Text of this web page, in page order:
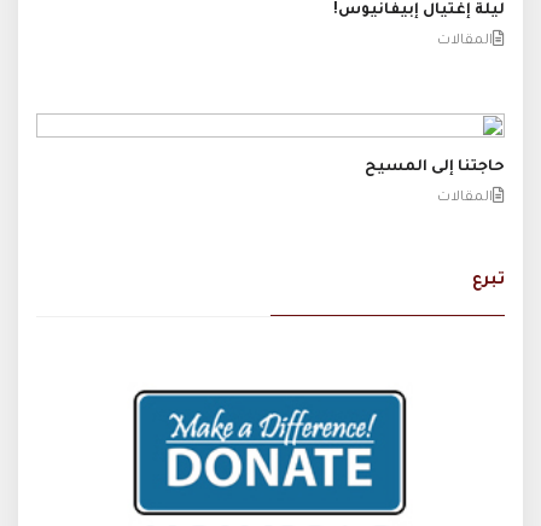
ليلة إغتيال إبيفانيوس!
المقالات
حاجتنا إلى المسيح
المقالات
تبرع